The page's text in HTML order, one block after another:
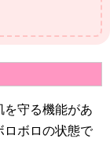
を守る機能があ
ロボロの状態で